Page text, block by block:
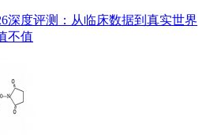
深度评测：从临床数据到真实世界
不值